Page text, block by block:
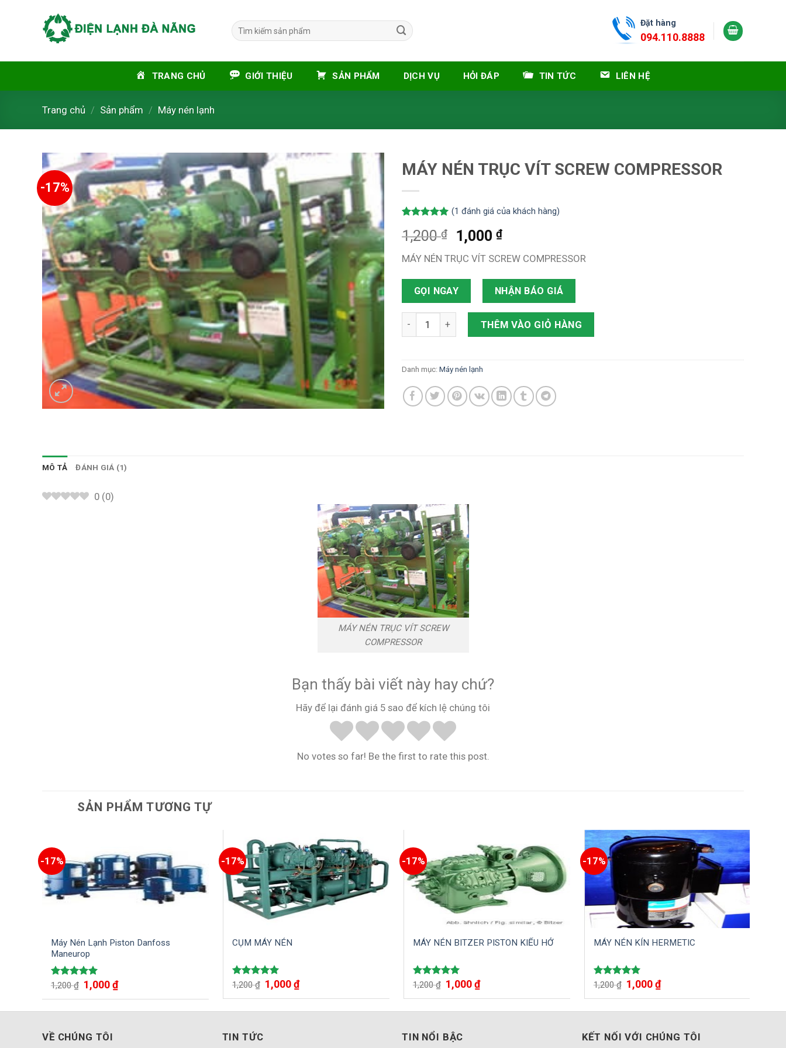
Tìm
kiếm:
Đặt hàng
094.110.8888
TRANG CHỦ GIỚI THIỆU SẢN PHẨM DỊCH VỤ HỎI ĐÁP TIN TỨC LIÊN HỆ
Trang chủ / Sản phẩm / Máy nén lạnh
-17%
MÁY NÉN TRỤC VÍT SCREW COMPRESSOR
dựa trên
đánh giá
(1 đánh giá của khách hàng)
1,200₫ 1,000 ₫
MÁY NÉN TRỤC VÍT SCREW COMPRESSOR
GỌI NGAY NHẬN BÁO GIÁ
MÁY NÉN TRỤC VÍT SCREW COMPRESSOR số lượng
THÊM VÀO GIỎ HÀNG
Danh mục: Máy nén lạnh
MÔ TẢ ĐÁNH GIÁ (1)
0 (0)
MÁY NÉN TRỤC VÍT SCREW
COMPRESSOR
Bạn thấy bài viết này hay chứ?
Hãy để lại đánh giá 5 sao để kích lệ chúng tôi
No votes so far! Be the first to rate this post.
SẢN PHẨM TƯƠNG TỰ
-17%
Máy Nén Lạnh Piston Danfoss
Maneurop
Được xếp
1,200₫ 1,000₫
-17%
CỤM MÁY NÉN
Được xếp
1,200₫ 1,000₫
-17%
MÁY NÉN BITZER PISTON KIỂU HỞ
Được xếp
1,200₫ 1,000₫
-17%
MÁY NÉN KÍN HERMETIC
Được xếp
1,200₫ 1,000₫
VỀ CHÚNG TÔI TIN TỨC TIN NỔI BẬC KẾT NỐI VỚI CHÚNG TÔI